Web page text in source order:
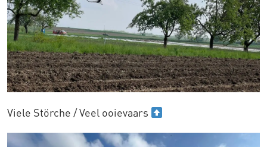
Viele Störche / Veel ooievaars